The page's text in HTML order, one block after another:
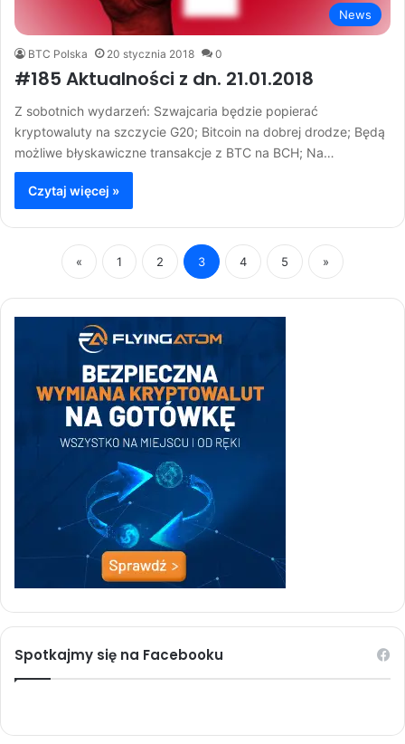
News
BTC Polska 20 stycznia 2018 0
#185 Aktualności z dn. 21.01.2018
Z sobotnich wydarzeń: Szwajcaria będzie popierać
kryptowaluty na szczycie G20; Bitcoin na dobrej drodze; Będą
możliwe błyskawiczne transakcje z BTC na BCH; Na…
Czytaj więcej »
« 1 2 3 4 5 »
Spotkajmy się na Facebooku